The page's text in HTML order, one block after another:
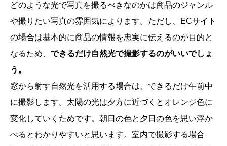
どのような光で写真を撮るべきなのかは商品のジャンル
や撮りたい写真の雰囲気によります。ただし、ECサイト
の場合は基本的に商品の情報を忠実に伝えるのが目的と
なるため、 できるだけ自然光で撮影するのがいいでしょ
う。
窓から射す自然光を活用する場合は、できるだけ午前中
に撮影します。太陽の光は夕方に近づくとオレンジ色に
変化していくためです。朝日の色と夕日の色を思い浮か
べるとわかりやすいと思います。室内で撮影する場合